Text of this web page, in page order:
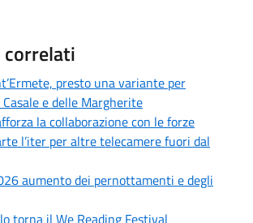
correlati
presto una variante per
e delle Margherite
la collaborazione con le forze
l’iter per altre telecamere fuori dal
aumento dei pernottamenti e degli
torna il We Reading Festival